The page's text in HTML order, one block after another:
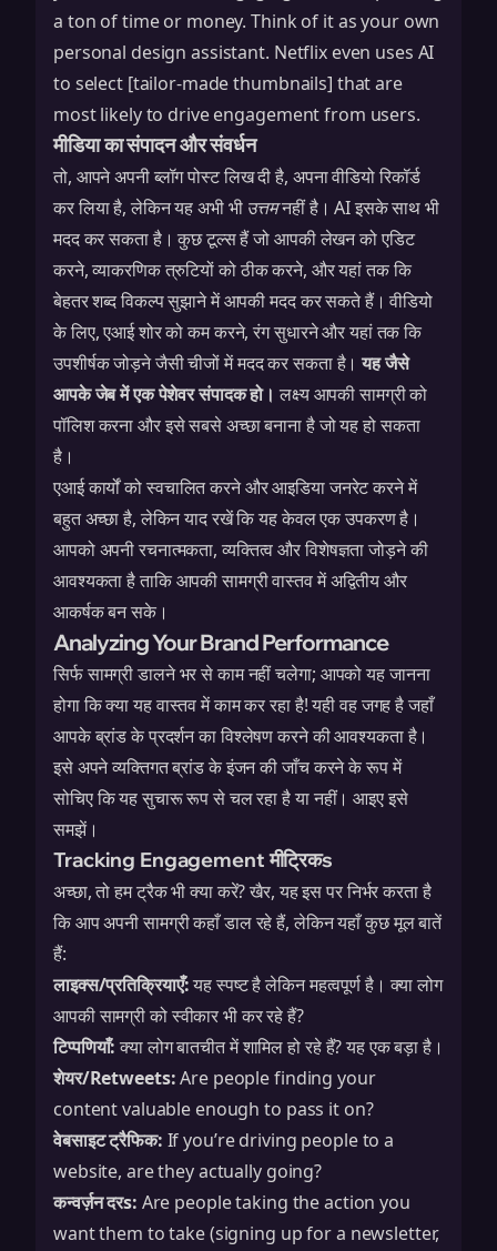
a ton of time or money. Think of it as your own
personal design assistant. Netflix even uses AI
to select [tailor-made thumbnails] that are
most likely to drive engagement from users.
मीडिया का संपादन और संवर्धन
तो, आपने अपनी ब्लॉग पोस्ट लिख दी है, अपना वीडियो रिकॉर्ड
कर लिया है, लेकिन यह अभी भी उत्तमनहीं है। AI इसके साथ भी
मदद कर सकता है। कुछ टूल्स हैं जो आपकी लेखन को एडिट
करने, व्याकरणिक त्रुटियों को ठीक करने, और यहां तक कि
बेहतर शब्द विकल्प सुझाने में आपकी मदद कर सकते हैं। वीडियो
के लिए, एआई शोर को कम करने, रंग सुधारने और यहां तक कि
उपशीर्षक जोड़ने जैसी चीजों में मदद कर सकता है।यह जैसे
आपके जेब में एक पेशेवर संपादक हो। लक्ष्य आपकी सामग्री को
पॉलिश करना और इसे सबसे अच्छा बनाना है जो यह हो सकता
है।
एआई कार्यों को स्वचालित करने और आइडिया जनरेट करने में
बहुत अच्छा है, लेकिन याद रखें कि यह केवल एक उपकरण है।
आपको अपनी रचनात्मकता, व्यक्तित्व और विशेषज्ञता जोड़ने की
आवश्यकता है ताकि आपकी सामग्री वास्तव में अद्वितीय और
आकर्षक बन सके।
Analyzing Your Brand Performance
सिर्फ सामग्री डालने भर से काम नहीं चलेगा; आपको यह जानना
होगा कि क्या यह वास्तव में काम कर रहा है! यही वह जगह है जहाँ
आपके ब्रांड के प्रदर्शन का विश्लेषण करने की आवश्यकता है।
इसे अपने व्यक्तिगत ब्रांड के इंजन की जाँच करने के रूप में
सोचिए कि यह सुचारू रूप से चल रहा है या नहीं। आइए इसे
समझें।
Tracking Engagement मीट्रिकs
अच्छा, तो हम ट्रैक भी क्या करें? खैर, यह इस पर निर्भर करता है
कि आप अपनी सामग्री कहाँ डाल रहे हैं, लेकिन यहाँ कुछ मूल बातें
हैं:
लाइक्स/प्रतिक्रियाएँ:यह स्पष्ट है लेकिन महत्वपूर्ण है। क्या लोग
आपकी सामग्री को स्वीकार भी कर रहे हैं?
टिप्पणियाँ:क्या लोग बातचीत में शामिल हो रहे हैं? यह एक बड़ा है।
शेयर/Retweets:Are people finding your
content valuable enough to pass it on?
वेबसाइट ट्रैफिक: If you’re driving people to a
website, are they actually going?
कन्वर्ज़न दरs: Are people taking the action you
want them to take (signing up for a newsletter,